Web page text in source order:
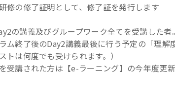
修の修了証明として、修了証を発行します
の講義及びグループワーク全てを受講した者。
終了後のDay2講義最後に行う予定の「理解
トは何度でも受けられます。）
受講された方は【e-ラーニング】の今年度更